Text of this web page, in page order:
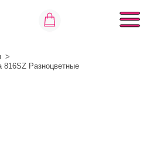
>
816SZ Разноцветные